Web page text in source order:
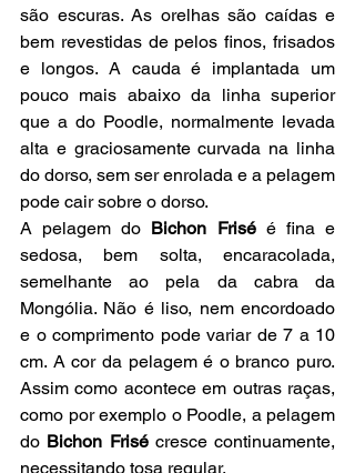
são escuras. As orelhas são caídas e
bem revestidas de pelos finos, frisados
e longos. A cauda é implantada um
pouco mais abaixo da linha superior
que a do Poodle, normalmente levada
alta e graciosamente curvada na linha
do dorso, sem ser enrolada e a pelagem
pode cair sobre o dorso.
A pelagem do Bichon Frisé é fina e
sedosa, bem solta, encaracolada,
semelhante ao pela da cabra da
Mongólia. Não é liso, nem encordoado
e o comprimento pode variar de 7 a 10
cm. A cor da pelagem é o branco puro.
Assim como acontece em outras raças,
como por exemplo o Poodle, a pelagem
do Bichon Frisé cresce continuamente,
necessitando tosa regular.